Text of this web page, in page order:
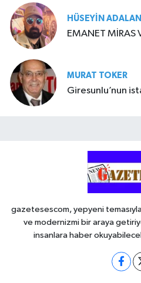
HÜSEYIN ADALAN
EMANET MİRAS
MURAT TOKER
Giresunlu’nun
gazetesescom, yepyeni
ve modernizmi bir araya
insanlara haber